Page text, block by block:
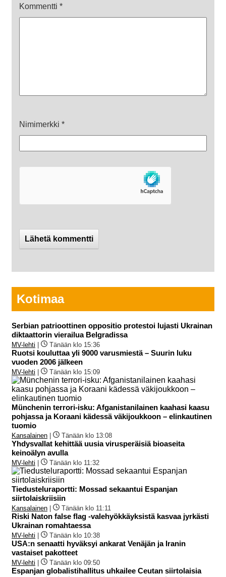
Kommentti *
Nimimerkki *
Kotimaa
Serbian patrioottinen oppositio protestoi lujasti Ukrainan
diktaattorin vierailua Belgradissa
MV-lehti Tänään klo 15:36
Ruotsi kouluttaa yli 9000 varusmiestä – Suurin luku
vuoden 2006 jälkeen
MV-lehti Tänään klo 15:09
Münchenin terrori-isku: Afganistanilainen kaahasi kaasu
pohjassa ja Koraani kädessä väkijoukkoon – elinkautinen
tuomio
Kansalainen Tänään klo 13:08
Yhdysvallat kehittää uusia virusperäisiä bioaseita
keinoälyn avulla
MV-lehti Tänään klo 11:32
Tiedusteluraportti: Mossad sekaantui Espanjan
siirtolaiskriisiin
Kansalainen Tänään klo 11:11
Riski Naton false flag -valehyökkäyksistä kasvaa jyrkästi
Ukrainan romahtaessa
MV-lehti Tänään klo 10:38
USA:n senaatti hyväksyi ankarat Venäjän ja Iranin
vastaiset pakotteet
MV-lehti Tänään klo 09:50
Espanjan globalistihallitus uhkailee Ceutan siirtolaisia